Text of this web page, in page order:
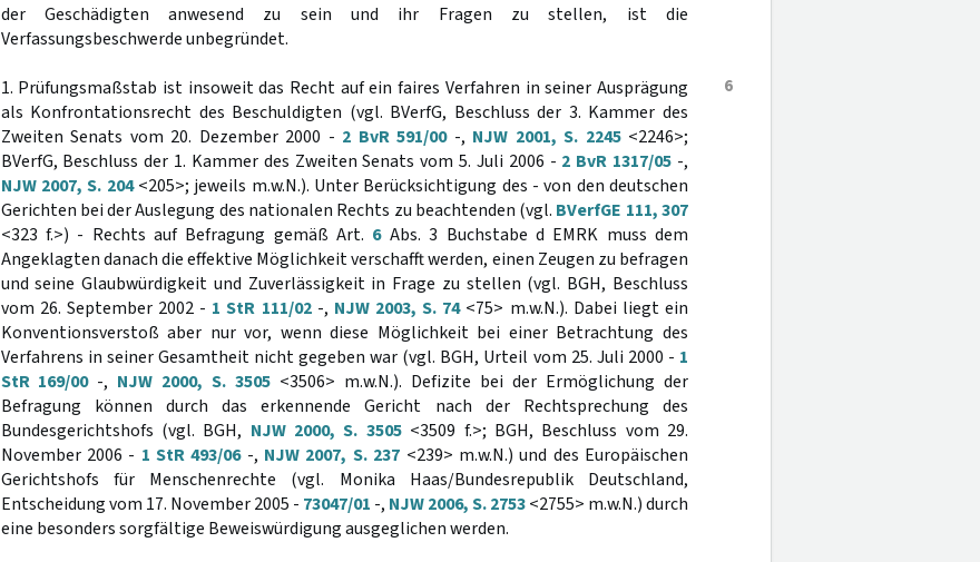
der Geschädigten anwesend zu sein und ihr Fragen zu stellen, ist die
Verfassungsbeschwerde unbegründet.
6
1. Prüfungsmaßstab ist insoweit das Recht auf ein faires Verfahren in seiner Ausprägung
als Konfrontationsrecht des Beschuldigten (vgl. BVerfG, Beschluss der 3. Kammer des
Zweiten Senats vom 20. Dezember 2000 - 2 BvR 591/00-, NJW 2001, S. 2245<2246>;
BVerfG, Beschluss der 1. Kammer des Zweiten Senats vom 5. Juli 2006 - 2 BvR 1317/05 -,
NJW 2007, S. 204<205>; jeweils m.w.N.). Unter Berücksichtigung des - von den deutschen
Gerichten bei der Auslegung des nationalen Rechts zu beachtenden (vgl. BVerfGE 111, 307
<323 f.>) - Rechts auf Befragung gemäß Art. 6Abs. 3 Buchstabe d EMRK muss dem
Angeklagten danach die effektive Möglichkeit verschafft werden, einen Zeugen zu befragen
und seine Glaubwürdigkeit und Zuverlässigkeit in Frage zu stellen (vgl. BGH, Beschluss
vom 26. September 2002 - 1 StR 111/02-, NJW 2003, S. 74<75> m.w.N.). Dabei liegt ein
Konventionsverstoß aber nur vor, wenn diese Möglichkeit bei einer Betrachtung des
Verfahrens in seiner Gesamtheit nicht gegeben war (vgl. BGH, Urteil vom 25. Juli 2000 - 1
StR 169/00-, NJW 2000, S. 3505 <3506> m.w.N.). Defizite bei der Ermöglichung der
Befragung können durch das erkennende Gericht nach der Rechtsprechung des
Bundesgerichtshofs (vgl. BGH, NJW 2000, S. 3505<3509 f.>; BGH, Beschluss vom 29.
November 2006 - 1 StR 493/06-, NJW 2007, S. 237 <239> m.w.N.) und des Europäischen
Gerichtshofs für Menschenrechte (vgl. Monika Haas/Bundesrepublik Deutschland,
Entscheidung vom 17. November 2005 - 73047/01 -, NJW 2006, S. 2753<2755> m.w.N.) durch
eine besonders sorgfältige Beweiswürdigung ausgeglichen werden.